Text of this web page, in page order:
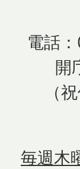
電話
開
（
毎週木